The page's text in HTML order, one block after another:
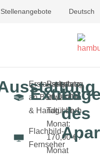
Stellenangebote Deutsch
Erstausstattung
an Bettwäsche
& Handtüchern
Flachbild-
Fernseher
Extras
Parkplatz:
20,00 € /
Tag | ab 1
Monat:
170,00 € /
Monat
des